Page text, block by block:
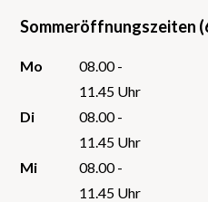
Sommeröffnungszeiten
Mo
08.00 -
11.45 Uhr
Di
08.00 -
11.45 Uhr
Mi
08.00 -
11.45 Uhr